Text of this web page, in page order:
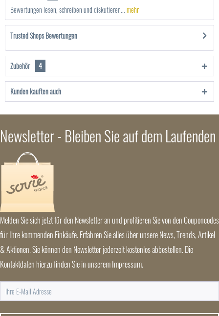
Bewertungen lesen, schreiben und diskutieren...mehr
Trusted Shops Bewertungen
Zubehör 4
Kunden kauften auch
Newsletter - Bleiben Sie auf dem Laufenden
Melden Sie sich jetzt für den Newsletter an und profitieren Sie von den Couponcodes
für Ihre kommenden Einkäufe. Erfahren Sie alles über unsere News, Trends, Artikel
& Aktionen. Sie können den Newsletter jederzeit kostenlos abbestellen. Die
Kontaktdaten hierzu finden Sie in unserem Impressum.